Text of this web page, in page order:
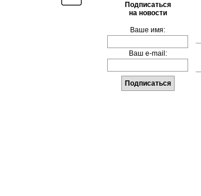
Подписаться
на новости
Ваше имя:
Ваш e-mail: